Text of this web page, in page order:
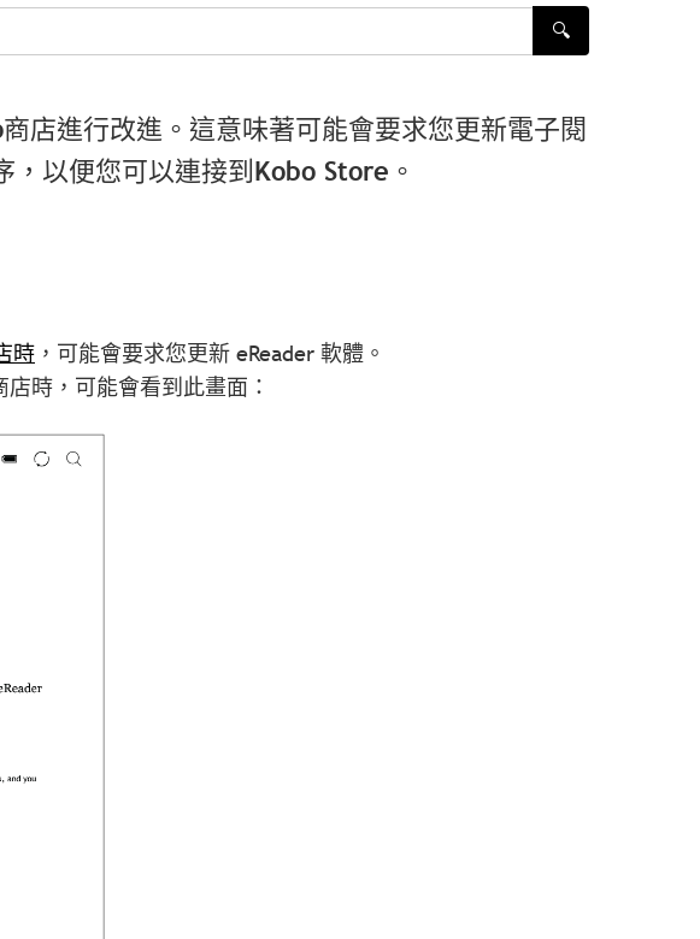
🔍
店進行改進。這意味著可能會要求您更新電子閱
，以便您可以連接到Kobo Store。
時 ，可能會要求您更新 eReader 軟體。
時，可能會看到此畫面：